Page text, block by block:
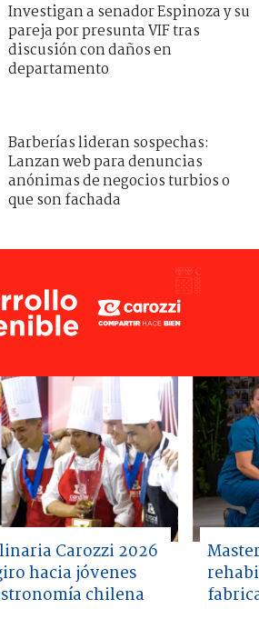
Investigan a senador Espinoza y su
pareja por presunta VIF tras
discusión con daños en
departamento
Barberías lideran sospechas:
Lanzan web para denuncias
anónimas de negocios turbios o
que son fachada
Carozzi 2026
hacia jóvenes
chilena